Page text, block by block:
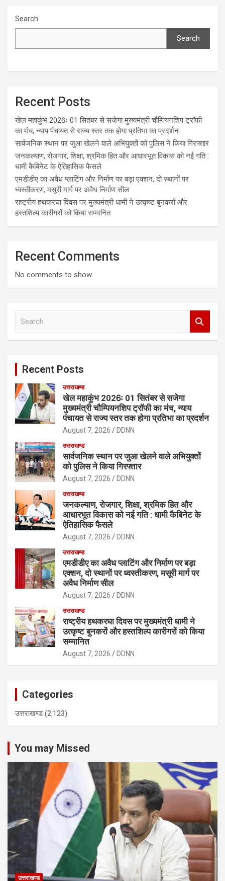
Search
Search
Recent Posts
खेल महाकुंभ 2026ः 01 सितंबर से सजेगा मुख्यमंत्री चौम्पियनशिप ट्रॉफी
का मंच, न्याय पंचायत से राज्य स्तर तक होगा प्रतिभा का प्रदर्शन
सार्वजनिक स्थान पर जुआ खेलने वाले अभियुक्तों को पुलिस ने किया गिरफ्तार
जनकल्याण, रोजगार, शिक्षा, श्रमिक हित और आधारभूत विकास को नई गति :
धामी कैबिनेट के ऐतिहासिक फैसले
एमडीडीए का अवैध प्लाटिंग और निर्माण पर बड़ा एक्शन, दो स्थानों पर
ध्वस्तीकरण, मसूरी मार्ग पर अवैध निर्माण सील
राष्ट्रीय हथकरघा दिवस पर मुख्यमंत्री धामी ने उत्कृष्ट बुनकरों और
हस्तशिल्प कारीगरों को किया सम्मानित
Recent Comments
No comments to show.
Recent Posts
उत्तराखण्ड
खेल महाकुंभ 2026ः 01 सितंबर से सजेगा
मुख्यमंत्री चौम्पियनशिप ट्रॉफी का मंच, न्याय
पंचायत से राज्य स्तर तक होगा प्रतिभा का प्रदर्शन
August 7, 2026 DDNN
उत्तराखण्ड
सार्वजनिक स्थान पर जुआ खेलने वाले अभियुक्तों
को पुलिस ने किया गिरफ्तार
August 7, 2026 DDNN
उत्तराखण्ड
जनकल्याण, रोजगार, शिक्षा, श्रमिक हित और
आधारभूत विकास को नई गति : धामी कैबिनेट के
ऐतिहासिक फैसले
August 7, 2026 DDNN
उत्तराखण्ड
एमडीडीए का अवैध प्लाटिंग और निर्माण पर बड़ा
एक्शन, दो स्थानों पर ध्वस्तीकरण, मसूरी मार्ग पर
अवैध निर्माण सील
August 7, 2026 DDNN
उत्तराखण्ड
राष्ट्रीय हथकरघा दिवस पर मुख्यमंत्री धामी ने
उत्कृष्ट बुनकरों और हस्तशिल्प कारीगरों को किया
सम्मानित
August 7, 2026 DDNN
Categories
उत्तराखण्ड(2,123)
You may Missed
उत्तराखण्ड